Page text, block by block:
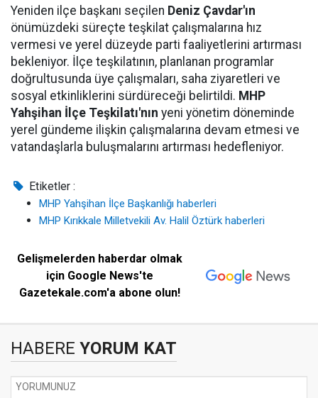
Yeniden ilçe başkanı seçilen Deniz Çavdar'ın
önümüzdeki süreçte teşkilat çalışmalarına hız
vermesi ve yerel düzeyde parti faaliyetlerini artırması
bekleniyor. İlçe teşkilatının, planlanan programlar
doğrultusunda üye çalışmaları, saha ziyaretleri ve
sosyal etkinliklerini sürdüreceği belirtildi. MHP
Yahşihan İlçe Teşkilatı'nın yeni yönetim döneminde
yerel gündeme ilişkin çalışmalarına devam etmesi ve
vatandaşlarla buluşmalarını artırması hedefleniyor.
Etiketler :
MHP Yahşihan İlçe Başkanlığı haberleri
MHP Kırıkkale Milletvekili Av. Halil Öztürk haberleri
Gelişmelerden haberdar olmak
için Google News'te
Gazetekale.com'a abone olun!
HABERE YORUM KAT